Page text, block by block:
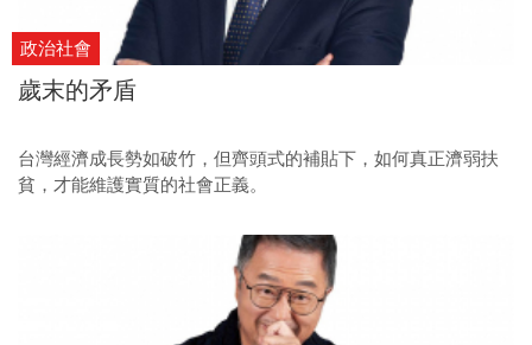
政治社會
歲末的矛盾
台灣經濟成長勢如破竹，但齊頭式的補貼下，如何真正濟弱扶
貧，才能維護實質的社會正義。